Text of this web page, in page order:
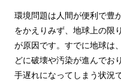
環境問題は人間が便利で豊
をかえりみず、地球上の限
が原因です。すでに地球は
どに破壊や汚染が進んでお
手遅れになってしまう状況で